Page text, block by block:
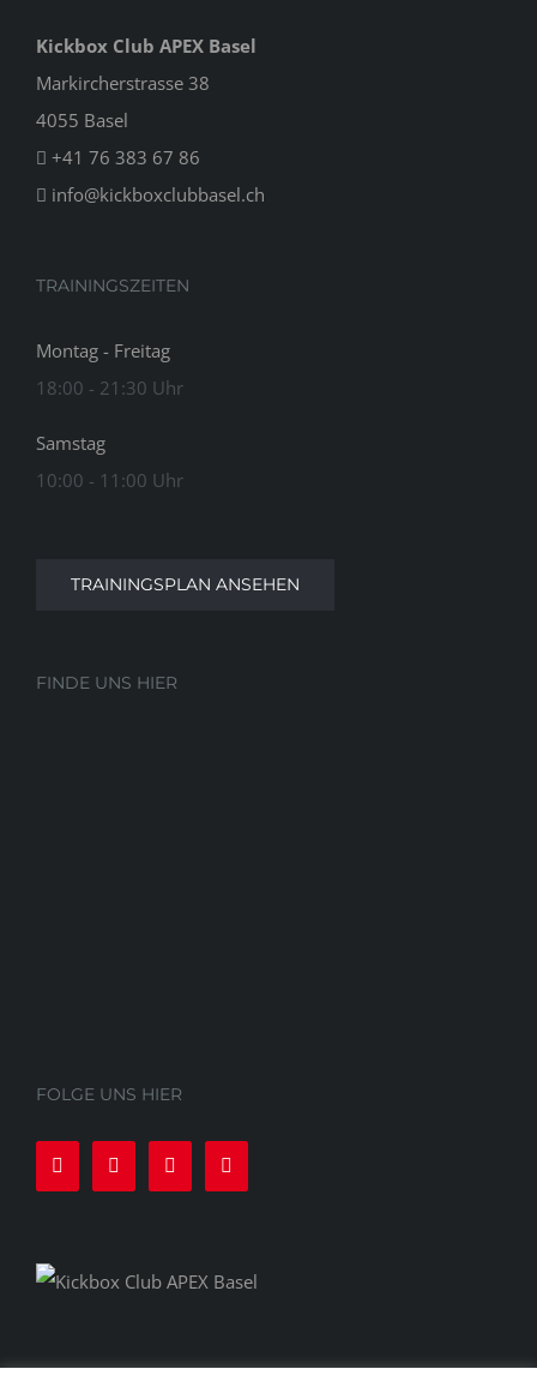
Kickbox Club APEX Basel
Markircherstrasse 38
4055 Basel
+41 76 383 67 86
info@kickboxclubbasel.ch
TRAININGSZEITEN
Montag - Freitag
18:00 - 21:30 Uhr
Samstag
10:00 - 11:00 Uhr
TRAININGSPLAN ANSEHEN
FINDE UNS HIER
FOLGE UNS HIER